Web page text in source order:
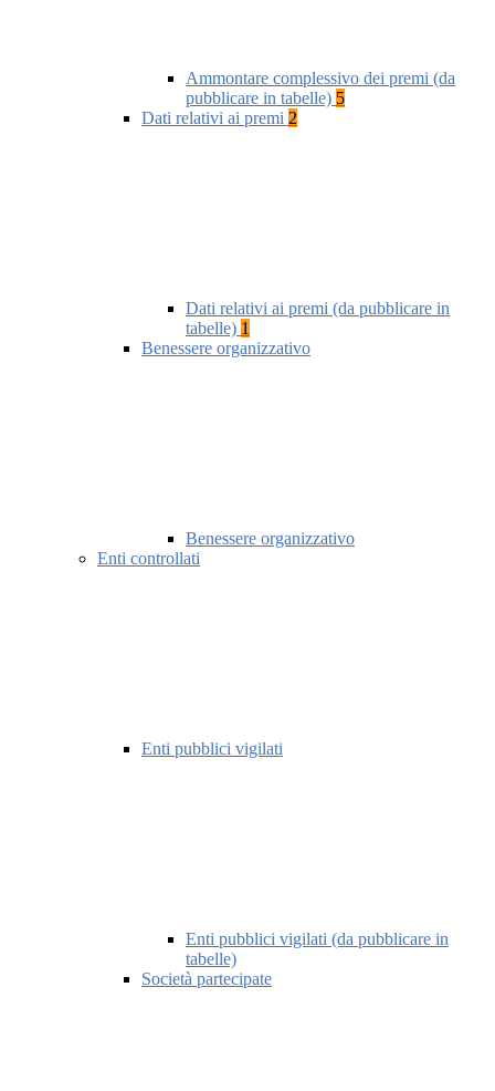
Ammontare complessivo dei premi (da
pubblicare in tabelle) 5
Dati relativi ai premi 2
Dati relativi ai premi (da pubblicare in
tabelle) 1
Benessere organizzativo
Benessere organizzativo
Enti controllati
Enti pubblici vigilati
Enti pubblici vigilati (da pubblicare in
tabelle)
Società partecipate